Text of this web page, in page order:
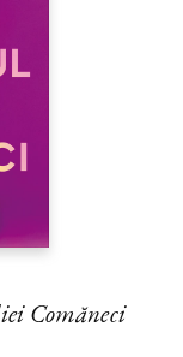
Comăneci